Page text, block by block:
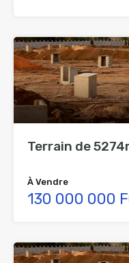
Terrain de
À Vendre
130 000 000